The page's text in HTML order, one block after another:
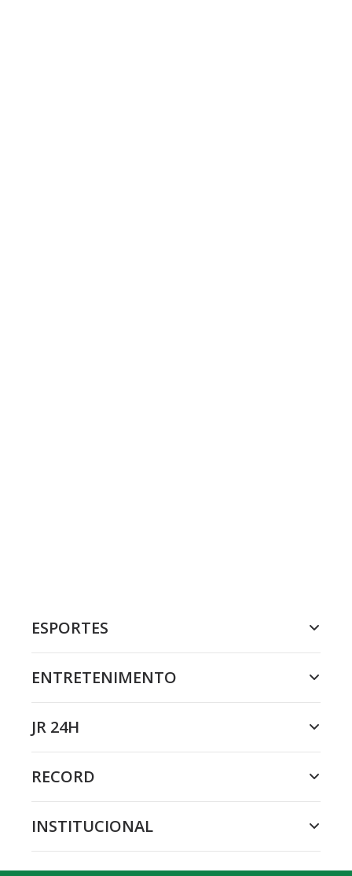
ESPORTES
ENTRETENIMENTO
JR 24H
RECORD
INSTITUCIONAL